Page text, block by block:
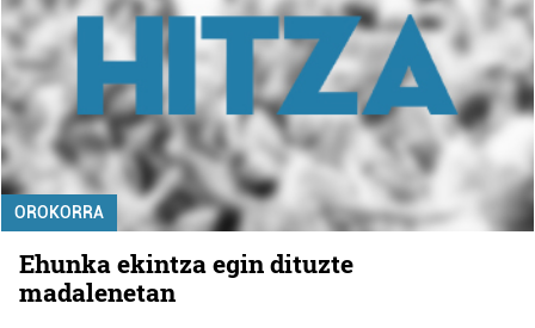
OROKORRA
Ehunka ekintza egin dituzte
madalenetan